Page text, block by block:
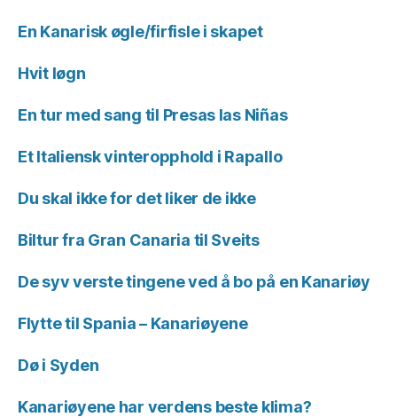
En Kanarisk øgle/firfisle i skapet
Hvit løgn
En tur med sang til Presas las Niñas
Et Italiensk vinteropphold i Rapallo
Du skal ikke for det liker de ikke
Biltur fra Gran Canaria til Sveits
De syv verste tingene ved å bo på en Kanariøy
Flytte til Spania – Kanariøyene
Dø i Syden
Kanariøyene har verdens beste klima?